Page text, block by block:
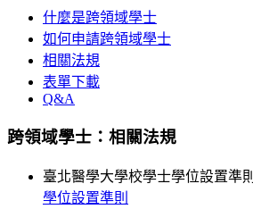
什麼是跨領域學士
如何申請跨領域學士
相關法規
表單下載
Q&A
跨領域學士：相關法規
臺北醫學大學校學士學位設置準則
學位設置準則